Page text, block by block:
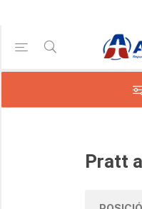
Pratt
Categoría
Cableras